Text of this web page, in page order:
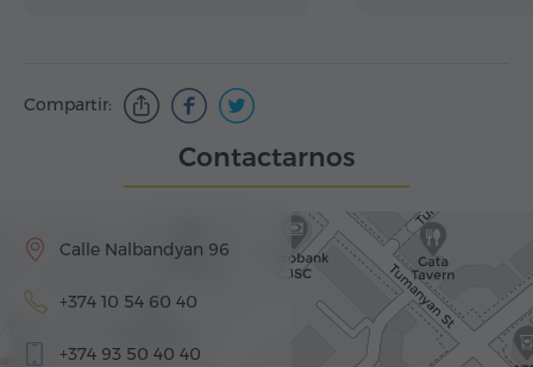
Compartir:
Contactarnos
Calle Nalbandyan 96
+374 10 54 60 40
+374 93 50 40 40